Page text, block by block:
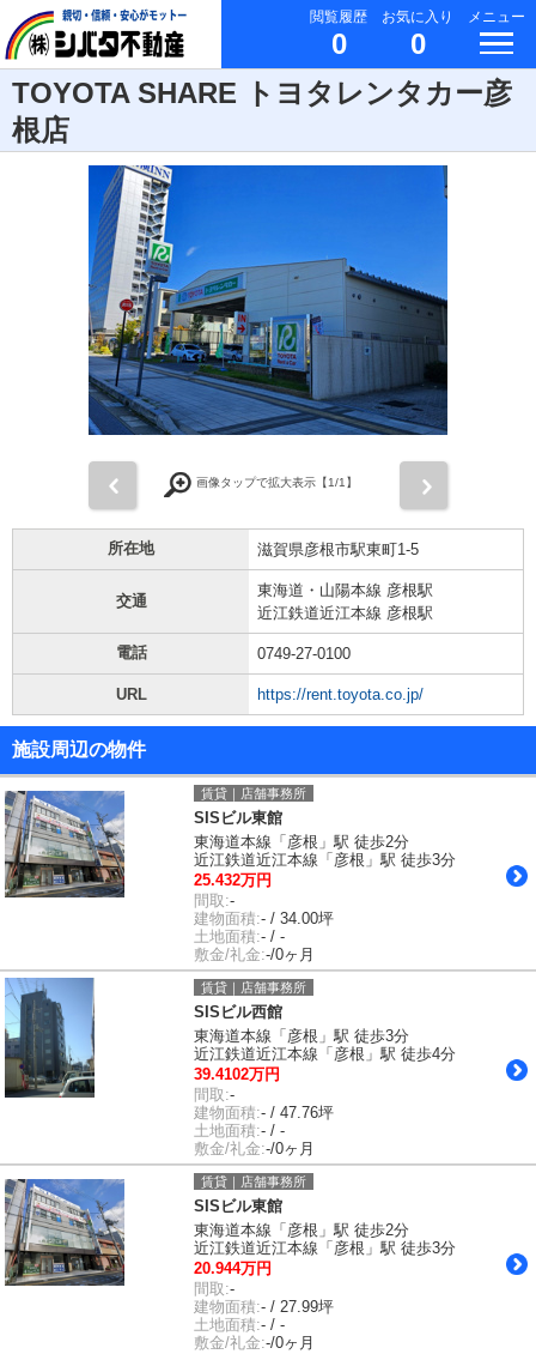
閲覧履歴
0
お気に入り
0
メニュー
TOYOTA SHARE トヨタレンタカー彦
根店
画像タップで拡大表示【1/1】
所在地 滋賀県彦根市駅東町1-5
交通
東海道・山陽本線 彦根駅
近江鉄道近江本線 彦根駅
電話 0749-27-0100
URL https://rent.toyota.co.jp/
施設周辺の物件
賃貸｜店舗事務所
SISビル東館
東海道本線「彦根」駅 徒歩2分
近江鉄道近江本線「彦根」駅 徒歩3分
25.432万円
間取:-
建物面積:- / 34.00坪
土地面積:- / -
敷金/礼金:-/0ヶ月
賃貸｜店舗事務所
SISビル西館
東海道本線「彦根」駅 徒歩3分
近江鉄道近江本線「彦根」駅 徒歩4分
39.4102万円
間取:-
建物面積:- / 47.76坪
土地面積:- / -
敷金/礼金:-/0ヶ月
賃貸｜店舗事務所
SISビル東館
東海道本線「彦根」駅 徒歩2分
近江鉄道近江本線「彦根」駅 徒歩3分
20.944万円
間取:-
建物面積:- / 27.99坪
土地面積:- / -
敷金/礼金:-/0ヶ月